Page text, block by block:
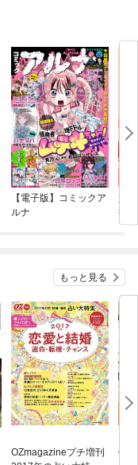
【電子版】コミックア
ルナ
婚
役
もっと見る
OZmagazineプチ増刊